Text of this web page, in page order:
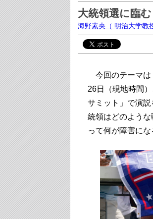
大統領選に臨
海野素央 （ 明治大学
今回のテーマは
26日（現地時間
サミット」で演
統領はどのよう
って何が障害に